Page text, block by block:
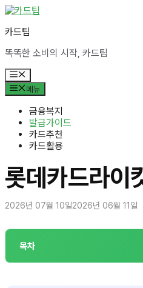
컨
츠
건
너
뛰
기
카드팁
똑똑한 소비의 시작, 카드팁
메
뉴
메뉴
금융복지
발급가이드
카드추천
카드활용
롯데카드라이
2026년 07월 10일2026년 06월 11일
목차